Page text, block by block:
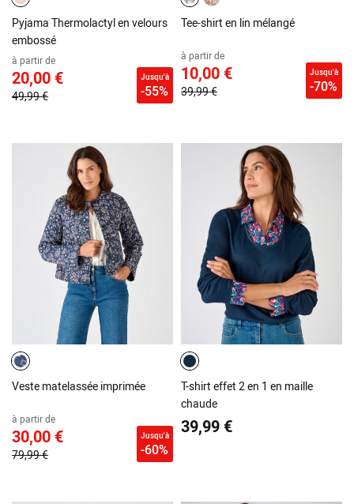
Pyjama Thermolactyl en velours
embossé
à partir de
20,00 €
49,99 €
Jusqu'à
-55%
Tee-shirt en lin mélangé
à partir de
10,00 €
39,99 €
Jusqu'à
-70%
Veste matelassée imprimée
à partir de
30,00 €
79,99 €
Jusqu'à
-60%
T-shirt effet 2 en 1 en maille
chaude
39,99 €